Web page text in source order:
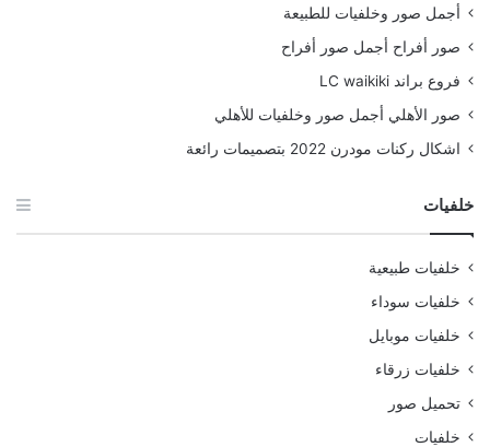
أجمل صور وخلفيات للطبيعة
صور أفراح أجمل صور أفراح
فروع براند LC waikiki
صور الأهلي أجمل صور وخلفيات للأهلي
اشكال ركنات مودرن 2022 بتصميمات رائعة
خلفيات
خلفيات طبيعية
خلفيات سوداء
خلفيات موبايل
خلفيات زرقاء
تحميل صور
خلفيات